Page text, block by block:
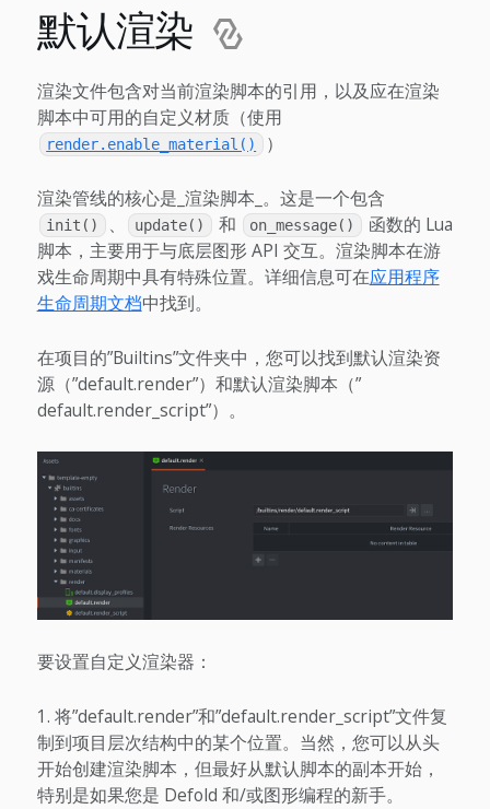
默认渲染
渲染文件包含对当前渲染脚本的引用，以及应在渲染
脚本中可用的自定义材质（使用
render.enable_material() ）
渲染管线的核心是_渲染脚本_。这是一个包含
init() 、 update() 和 on_message()
函数的 Lua
脚本，主要用于与底层图形 API 交互。渲染脚本在游
戏生命周期中具有特殊位置。详细信息可在应用程序
生命周期文档中找到。
在项目的”Builtins”文件夹中，您可以找到默认渲染资
源（”default.render”）和默认渲染脚本（”
default.render_script”）。
要设置自定义渲染器：
将”default.render”和”default.render_script”文件复
制到项目层次结构中的某个位置。当然，您可以从头
开始创建渲染脚本，但最好从默认脚本的副本开始，
特别是如果您是 Defold 和/或图形编程的新手。